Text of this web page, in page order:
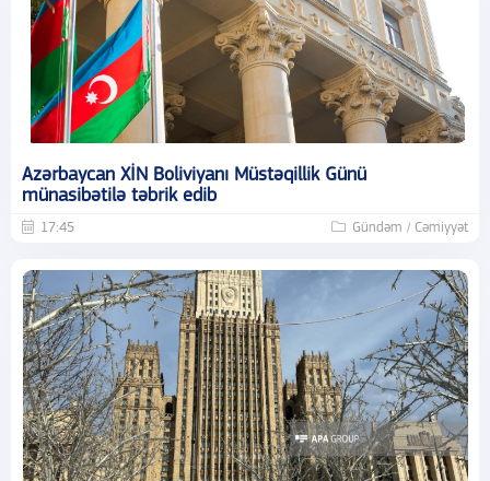
Azərbaycan XİN Boliviyanı Müstəqillik Günü
münasibətilə təbrik edib
17:45 Gündəm / Cəmiyyət